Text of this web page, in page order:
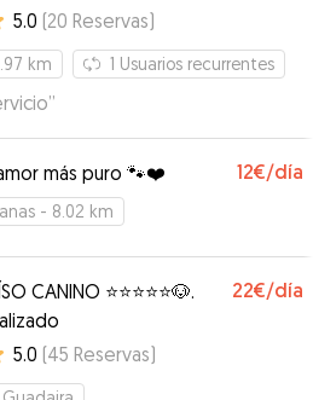
5.0 (20 Reservas)
km 1 Usuarios recurrentes
”
más puro 🐾❤️ 12€/día
- 8.02 km
CANINO ⭐️⭐️⭐️⭐️⭐️🐶.
22€/día
5.0 (45 Reservas)